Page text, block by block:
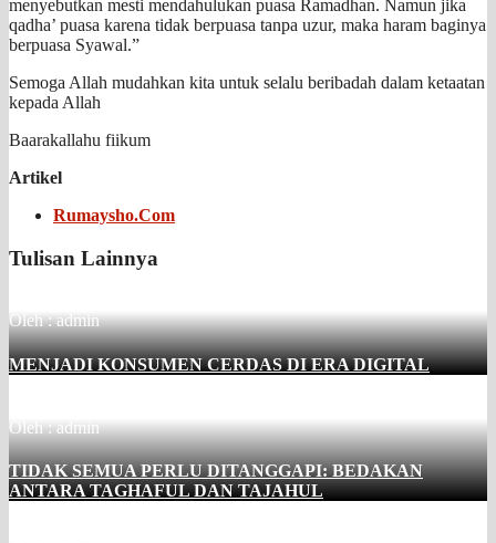
menyebutkan mesti mendahulukan puasa Ramadhan. Namun jika
qadha’ puasa karena tidak berpuasa tanpa uzur, maka haram baginya
berpuasa Syawal.”
Semoga Allah mudahkan kita untuk selalu beribadah dalam ketaatan
kepada Allah
Baarakallahu fiikum
Artikel
Rumaysho.Com
Tulisan Lainnya
Oleh : admin
MENJADI KONSUMEN CERDAS DI ERA DIGITAL
Oleh : admin
TIDAK SEMUA PERLU DITANGGAPI: BEDAKAN
ANTARA TAGHAFUL DAN TAJAHUL